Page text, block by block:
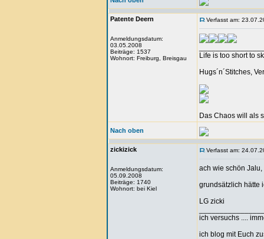
Patente Deern
Anmeldungsdatum:
03.05.2008
Beiträge: 1537
Wohnort: Freiburg, Breisgau
Verfasst am:
Life is too short to
Hugs´n´Stitches,
Das Chaos will als
Nach oben
zickizick
Anmeldungsdatum:
05.09.2008
Beiträge: 1740
Wohnort: bei Kiel
Verfasst am:
ach wie schön Jalu,
grundsätzlich hätte
LG zicki
ich versuchs ....
ich blog mit Euch